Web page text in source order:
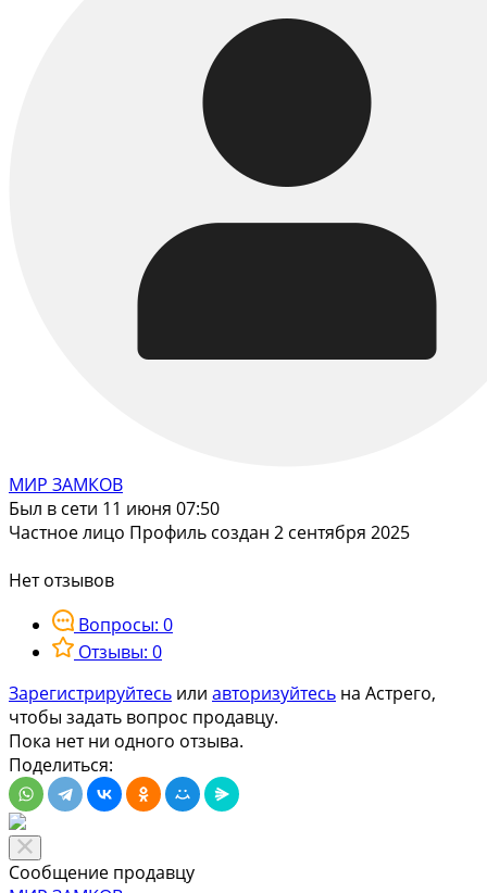
МИР ЗАМКОВ
Был в сети 11 июня 07:50
Частное лицо Профиль создан 2 сентября 2025
Нет отзывов
Вопросы: 0
Отзывы: 0
Зарегистрируйтесь или авторизуйтесь на Астрего,
чтобы задать вопрос продавцу.
Пока нет ни одного отзыва.
Поделиться:
Сообщение продавцу